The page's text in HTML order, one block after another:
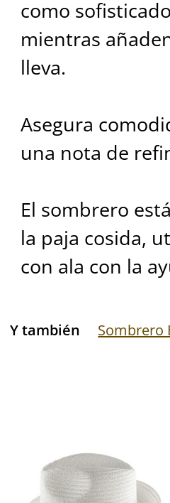
como
mientras
lleva.
Asegura
una nota de
El sombrero
la paja cosida,
con ala con la
Y también Sombrero